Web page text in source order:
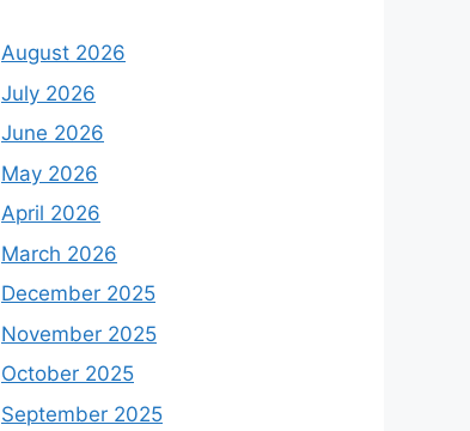
August 2026
July 2026
June 2026
May 2026
April 2026
March 2026
December 2025
November 2025
October 2025
September 2025